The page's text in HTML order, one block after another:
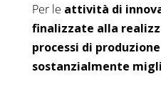
Per le attività di
finalizzate alla
processi di
sostanzialmente